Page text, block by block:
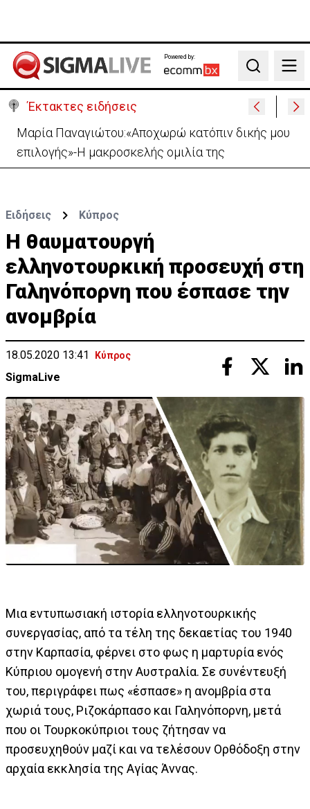
Powered by:
Search
Έκτακτες ειδήσεις
Μαρία Παναγιώτου:«Αποχωρώ κατόπιν δικής μου
επιλογής»-Η μακροσκελής ομιλία της
Ειδήσεις Κύπρος
Η θαυματουργή
ελληνοτουρκική προσευχή στη
Γαληνόπορνη που έσπασε την
ανομβρία
18.05.2020 13:41 Κύπρος
SigmaLive
Μια εντυπωσιακή ιστορία ελληνοτουρκικής
συνεργασίας, από τα τέλη της δεκαετίας του 1940
στην Καρπασία, φέρνει στο φως η μαρτυρία ενός
Κύπριου ομογενή στην Αυστραλία. Σε συνέντευξή
του, περιγράφει πως «έσπασε» η ανομβρία στα
χωριά τους, Ριζοκάρπασο και Γαληνόπορνη, μετά
που οι Τουρκοκύπριοι τους ζήτησαν να
προσευχηθούν μαζί και να τελέσουν Ορθόδοξη στην
αρχαία εκκλησία της Αγίας Άννας.